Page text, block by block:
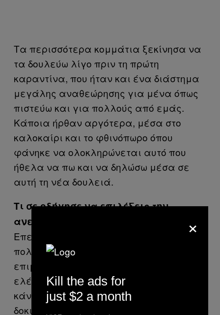
Τα περισσότερα κομμάτια ξεκίνησα να
τα δουλεύω λίγο πριν τη πρώτη
καραντίνα, που ήταν και ένα διάστημα
μεγάλης αναθεώρησης για μένα όπως
πιστεύω και για πολλούς από εμάς.
Κάποια ήρθαν αργότερα, μέσα στο
καλοκαίρι και το φθινόπωρο όπου
φάνηκε να ολοκληρώνεται αυτό που
ήθελα να πω και να δηλώσω μέσα σε
αυτή τη νέα δουλειά.
Τι σε οδήγησε να επιλέξεις την
ανεξάρτητη παραγωγή;
Επειδή είμαι άνθρωπος που αφιερώνω
πολύ χρόνο σε ό,τι αγαπώ και εκθέτω,
επιμένω πολύ στην λεπτομέρεια και
ελέγχω τα πάντα γύρω από αυτά που
κάνω. Πέφτω σε πολλές αστοχίες και
δοκιμάζω πράγματα που κάποιες φορές
×
Kill the ads for
just $2 a month